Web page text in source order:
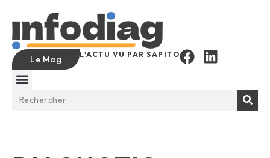
Le Mag L'ACTU VU PAR SAPITO